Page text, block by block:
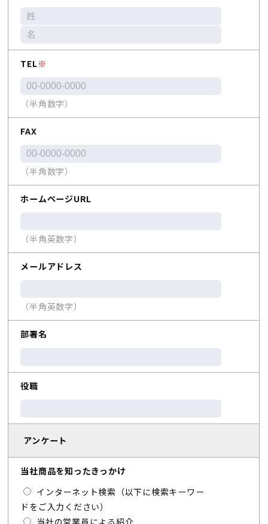
TEL※
（半角数字）
FAX
（半角数字）
ホームページURL
（半角英数字）
メールアドレス
（半角英数字）
部署名
役職
アンケート
当社商品を知ったきっかけ
インターネット検索（以下に検索キーワー
ドをご入力ください）